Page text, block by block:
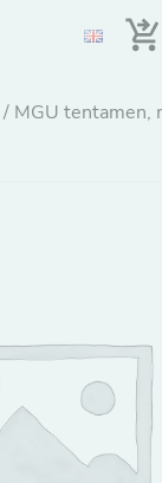
/ MGU tentamen,